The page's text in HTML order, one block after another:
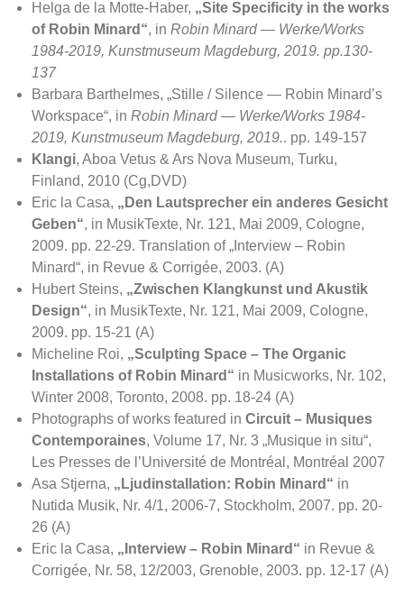
Helga de la Motte-Haber, „Site Specificity in the works
of Robin Minard“, in Robin Minard — Werke/Works
1984-2019, Kunstmuseum Magdeburg, 2019. pp.130-
137
Barbara Barthelmes, „Stille / Silence — Robin Minard’s
Workspace“, in Robin Minard — Werke/Works 1984-
2019, Kunstmuseum Magdeburg, 2019.. pp. 149-157
Klangi, Aboa Vetus & Ars Nova Museum, Turku,
Finland, 2010 (Cg,DVD)
Eric la Casa, „Den Lautsprecher ein anderes Gesicht
Geben“, in MusikTexte, Nr. 121, Mai 2009, Cologne,
2009. pp. 22-29. Translation of „Interview – Robin
Minard“, in Revue & Corrigée, 2003. (A)
Hubert Steins, „Zwischen Klangkunst und Akustik
Design“, in MusikTexte, Nr. 121, Mai 2009, Cologne,
2009. pp. 15-21 (A)
Micheline Roi, „Sculpting Space – The Organic
Installations of Robin Minard“ in Musicworks, Nr. 102,
Winter 2008, Toronto, 2008. pp. 18-24 (A)
Photographs of works featured in Circuit – Musiques
Contemporaines, Volume 17, Nr. 3 „Musique in situ“,
Les Presses de l’Université de Montréal, Montréal 2007
Asa Stjerna, „Ljudinstallation: Robin Minard“ in
Nutida Musik, Nr. 4/1, 2006-7, Stockholm, 2007. pp. 20-
26 (A)
Eric la Casa, „Interview – Robin Minard“ in Revue &
Corrigée, Nr. 58, 12/2003, Grenoble, 2003. pp. 12-17 (A)